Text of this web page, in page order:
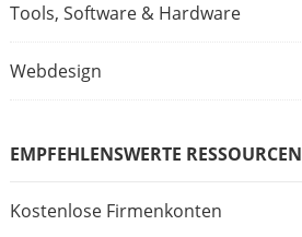
Tools, Software & Hardware
Webdesign
EMPFEHLENSWERTE RESSOURCEN
Kostenlose Firmenkonten